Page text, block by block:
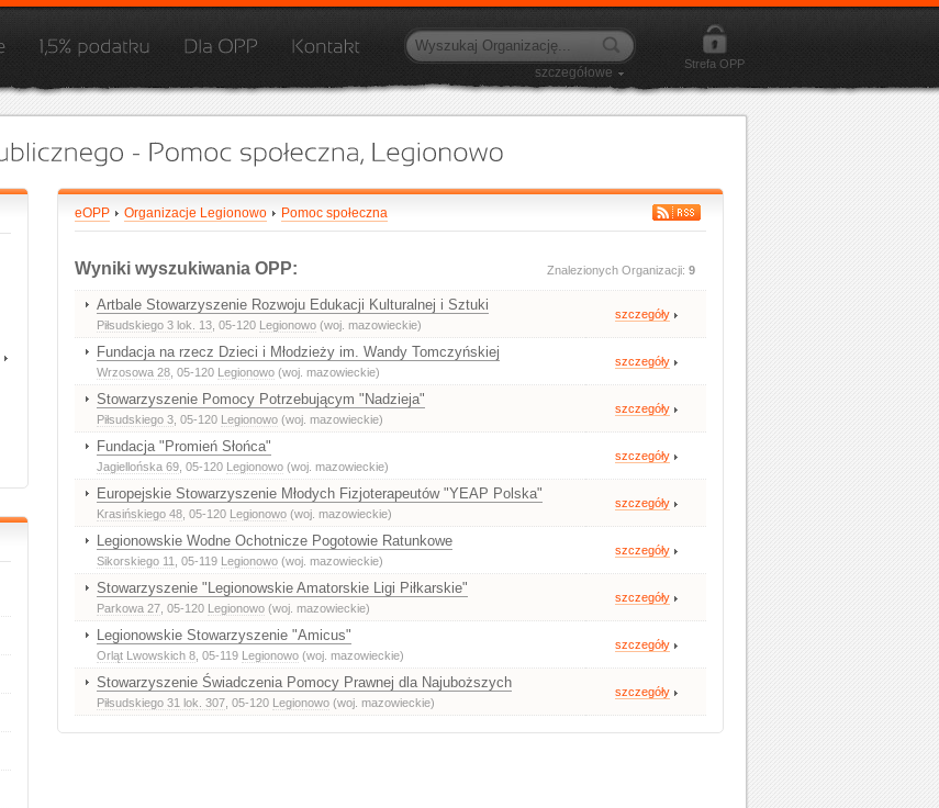
szczegółowe
Strefa OPP
eOPP Organizacje Legionowo Pomoc społeczna
Znalezionych Organizacji: 9
Wyniki wyszukiwania OPP:
Artbale Stowarzyszenie Rozwoju Edukacji Kulturalnej i Sztuki
Piłsudskiego 3 lok. 13 , 05-120 Legionowo (woj. mazowieckie)
szczegóły
Fundacja na rzecz Dzieci i Młodzieży im. Wandy Tomczyńskiej
Wrzosowa 28 , 05-120 Legionowo (woj. mazowieckie)
szczegóły
Stowarzyszenie Pomocy Potrzebującym "Nadzieja"
Piłsudskiego 3 , 05-120 Legionowo (woj. mazowieckie)
szczegóły
Fundacja "Promień Słońca"
Jagiellońska 69 , 05-120 Legionowo (woj. mazowieckie)
szczegóły
Europejskie Stowarzyszenie Młodych Fizjoterapeutów "YEAP Polska"
Krasińskiego 48 , 05-120 Legionowo (woj. mazowieckie)
szczegóły
Legionowskie Wodne Ochotnicze Pogotowie Ratunkowe
Sikorskiego 11 , 05-119 Legionowo (woj. mazowieckie)
szczegóły
Stowarzyszenie "Legionowskie Amatorskie Ligi Piłkarskie"
Parkowa 27 , 05-120 Legionowo (woj. mazowieckie)
szczegóły
Legionowskie Stowarzyszenie "Amicus"
Orląt Lwowskich 8 , 05-119 Legionowo (woj. mazowieckie)
szczegóły
Stowarzyszenie Świadczenia Pomocy Prawnej dla Najuboższych
Piłsudskiego 31 lok. 307 , 05-120 Legionowo (woj. mazowieckie)
szczegóły